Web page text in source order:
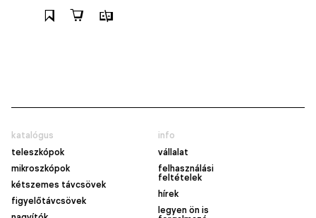
katalógus
teleszkópok
mikroszkópok
kétszemes távcsövek
figyelőtávcsövek
info
vállalat
felhasználási
feltételek
hírek
legyen ön is